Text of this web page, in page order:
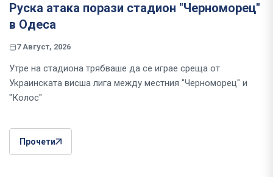
Руска атака порази стадион "Черноморец"
в Одеса
7 Август, 2026
Утре на стадиона трябваше да се играе среща от
Украинската висша лига между местния "Черноморец" и
"Колос"
Прочети